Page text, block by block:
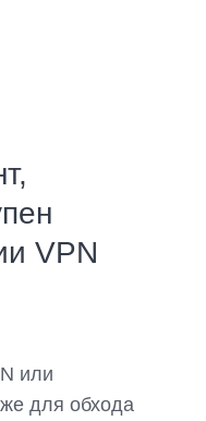
VPN
или
для обхода